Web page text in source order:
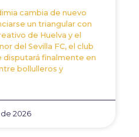
cambia de nuevo
un triangular con
de Huelva y el
del Sevilla FC, el club
finalmente en
bollulleros y
2026